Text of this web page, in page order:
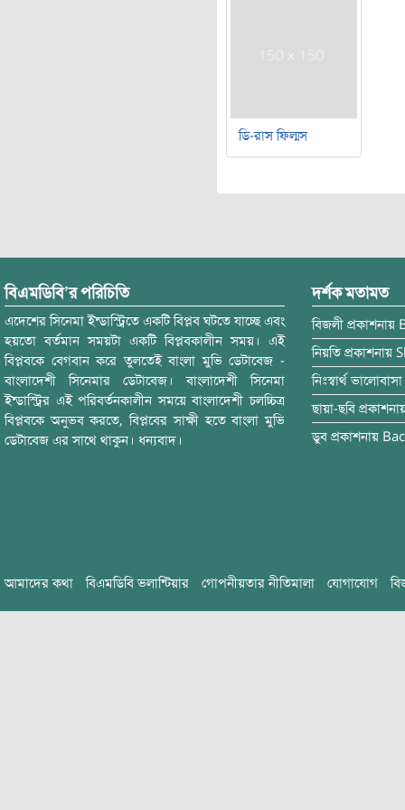
ডি-রাস ফিল্মস
বিএমডিবি’র পরিচিতি
এদেশের সিনেমা ইন্ডাস্ট্রিতে একটি বিপ্লব ঘটতে যাচ্ছে এবং
হয়তো বর্তমান সময়টা একটি বিপ্লবকালীন সময়। এই
বিপ্লবকে বেগবান করে তুলতেই বাংলা মুভি ডেটাবেজ -
বাংলাদেশী সিনেমার ডেটাবেজ। বাংলাদেশী সিনেমা
ইন্ডাস্ট্রির এই পরিবর্তনকালীন সময়ে বাংলাদেশী চলচ্চিত্র
বিপ্লবকে অনুভব করতে, বিপ্লবের সাক্ষী হতে বাংলা মুভি
ডেটাবেজ এর সাথে থাকুন। ধন্যবাদ।
দর্শক মতামত
বিজলী প্রকাশনায়
নিয়তি প্রকাশনায়
নিঃস্বার্থ ভালোবাসা
ছায়া-ছবি
ডুব প্রকাশনায়
আমাদের কথা বিএমডিবি ভলান্টিয়ার গোপনীয়তার নীতিমালা যোগাযোগ